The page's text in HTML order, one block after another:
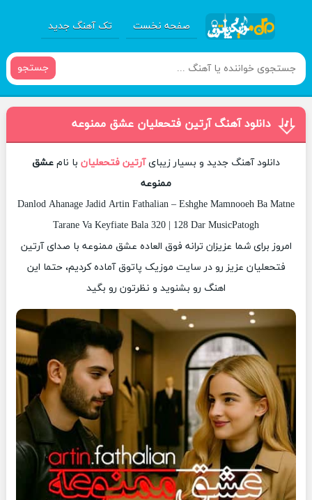
صفحه نخست تک آهنگ جدید
جستجو
دانلود آهنگ آرتین فتحعلیان عشق ممنوعه
دانلود آهنگ جدید و بسیار زیبایآرتین فتحعلیان با نام عشق
ممنوعه
Danlod Ahanage Jadid Artin Fathalian – Eshghe Mamnooeh Ba Matne
Tarane Va Keyfiate Bala 320 | 128 Dar MusicPatogh
امروز برای شما عزیزان ترانه فوق العاده عشق ممنوعه با صدای آرتین
فتحعلیان عزیز رو در سایت موزیک پاتوق آماده کردیم، حتما این
اهنگ رو بشنوید و نظرتون رو بگید